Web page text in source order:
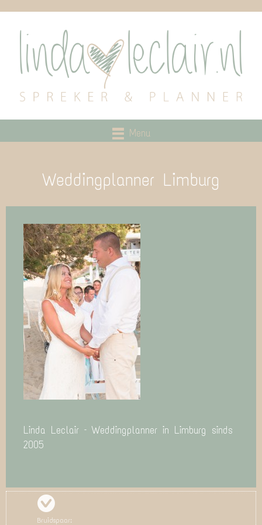
Menu
Weddingplanner Limburg
Linda Leclair – Weddingplanner in Limburg sinds
2005
Bruidspaar: